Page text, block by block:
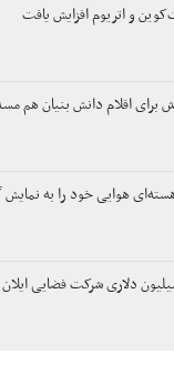
و اتریوم افزایش یافت
برای اقلام دانش بنیان هم
هوایی خود را به